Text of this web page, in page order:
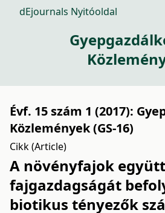
dEjournals Nyitóoldal
Évf. 15 szám 1 (2017):
Közlemények (GS-16)
Cikk (Article)
A növényfajok
fajgazdagságát
biotikus tényezők